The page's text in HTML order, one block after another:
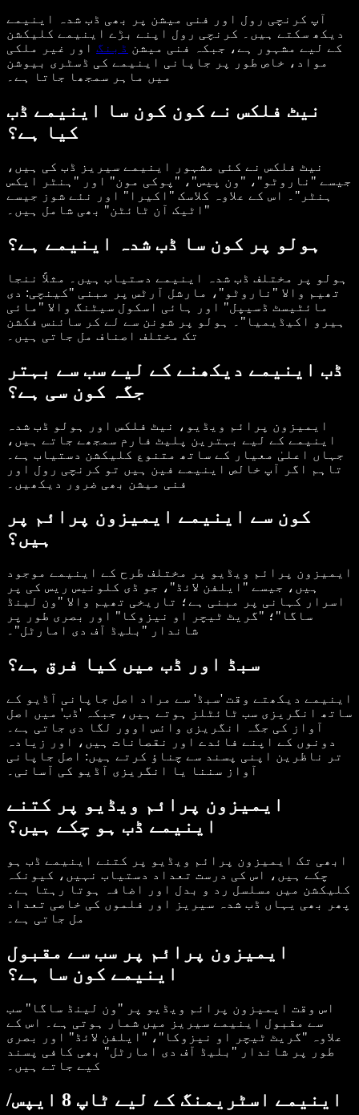
آپ کرنچی رول اور فنی میشن پر بھی ڈب شدہ اینیمے
دیکھ سکتے ہیں۔ کرنچی رول اپنے بڑے اینیمے کلیکشن
کے لیے مشہور ہے، جبکہ فنی میشن ڈبنگ اور غیر ملکی
مواد، خاص طور پر جاپانی اینیمے کی ڈسٹری بیوشن
میں ماہر سمجھا جاتا ہے۔
نیٹ فلکس نے کون کون سا اینیمے ڈب
کیا ہے؟
نیٹ فلکس نے کئی مشہور اینیمے سیریز ڈب کی ہیں،
جیسے "ناروٹو"، "ون پیس"، "پوکی مون" اور "ہنٹر ایکس
ہنٹر"۔ اس کے علاوہ کلاسک "اکیرا" اور نئے شوز جیسے
"اٹیک آن ٹائٹن" بھی شامل ہیں۔
ہولو پر کون سا ڈب شدہ اینیمے ہے؟
ہولو پر مختلف ڈب شدہ اینیمے دستیاب ہیں۔ مثلاً ننجا
تھیم والا "ناروٹو"، مارشل آرٹس پر مبنی "کینچی: دی
مائٹیسٹ ڈسیپل" اور ہائی اسکول سیٹنگ والا "مائی
ہیرو اکیڈیمیا"۔ ہولو پر شونن سے لے کر سائنس فکشن
تک مختلف اصناف مل جاتی ہیں۔
ڈب اینیمے دیکھنے کے لیے سب سے بہتر
جگہ کون سی ہے؟
ایمیزون پرائم ویڈیو، نیٹ فلکس اور ہولو ڈب شدہ
اینیمے کے لیے بہترین پلیٹ فارم سمجھے جاتے ہیں،
جہاں اعلیٰ معیار کے ساتھ متنوع کلیکشن دستیاب ہے۔
تاہم اگر آپ خالص اینیمے فین ہیں تو کرنچی رول اور
فنی میشن بھی ضرور دیکھیں۔
کون سے اینیمے ایمیزون پرائم پر
ہیں؟
ایمیزون پرائم ویڈیو پر مختلف طرح کے اینیمے موجود
ہیں، جیسے "ایلفن لائڈ"، جو ڈی کلونیس ریس کی پر
اسرار کہانی پر مبنی ہے؛ تاریخی تھیم والا "ون لینڈ
ساگا"؛ "گریٹ ٹیچر او نیزوکا" اور بصری طور پر
شاندار "بلیڈ آف دی امارٹل"۔
سبڈ اور ڈب میں کیا فرق ہے؟
اینیمے دیکھتے وقت 'سبڈ' سے مراد اصل جاپانی آڈیو کے
ساتھ انگریزی سب ٹائٹلز ہوتے ہیں، جبکہ 'ڈب' میں اصل
آواز کی جگہ انگریزی وائس اوور لگا دی جاتی ہے۔
دونوں کے اپنے فائدے اور نقصانات ہیں، اور زیادہ
تر ناظرین اپنی پسند سے چناؤ کرتے ہیں: اصل جاپانی
آواز سننا یا انگریزی آڈیو کی آسانی۔
ایمیزون پرائم ویڈیو پر کتنے
اینیمے ڈب ہو چکے ہیں؟
ابھی تک ایمیزون پرائم ویڈیو پر کتنے اینیمے ڈب ہو
چکے ہیں، اس کی درست تعداد دستیاب نہیں، کیونکہ
کلیکشن میں مسلسل رد و بدل اور اضافہ ہوتا رہتا ہے۔
پھر بھی یہاں ڈب شدہ سیریز اور فلموں کی خاصی تعداد
مل جاتی ہے۔
ایمیزون پرائم پر سب سے مقبول
اینیمے کون سا ہے؟
اس وقت ایمیزون پرائم ویڈیو پر "ون لینڈ ساگا" سب
سے مقبول اینیمے سیریز میں شمار ہوتی ہے۔ اس کے
علاوہ "گریٹ ٹیچر او نیزوکا"، "ایلفن لائڈ" اور بصری
طور پر شاندار "بلیڈ آف دی امارٹل" بھی کافی پسند
کیے جاتے ہیں۔
اینیمے اسٹریمنگ کے لیے ٹاپ 8 ایپس/